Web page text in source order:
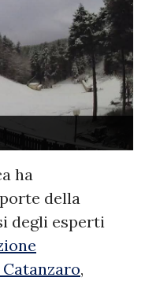
ha
della
degli esperti
,